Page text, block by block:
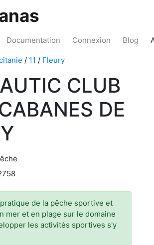
Documentation Connexion Blog
/ 11 / Fleury
CLUB
DE
de la pêche sportive et
mer et en plage sur le domaine
les activités sportives s'y